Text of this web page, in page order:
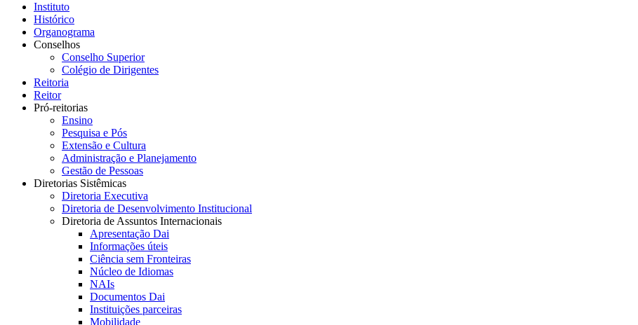
Instituto
Histórico
Organograma
Conselhos
Conselho Superior
Colégio de Dirigentes
Reitoria
Reitor
Pró-reitorias
Ensino
Pesquisa e Pós
Extensão e Cultura
Administração e Planejamento
Gestão de Pessoas
Diretorias Sistêmicas
Diretoria Executiva
Diretoria de Desenvolvimento Institucional
Diretoria de Assuntos Internacionais
Apresentação Dai
Informações úteis
Ciência sem Fronteiras
Núcleo de Idiomas
NAIs
Documentos Dai
Instituições parceiras
Mobilidade